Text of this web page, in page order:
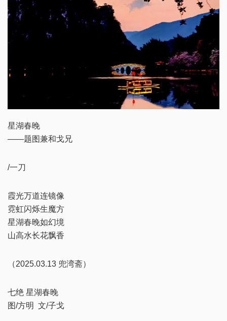
星湖春晚
——题图兼和戈兄
/一刀
霞光万道连镜像
霓虹闪烁生魔方
星湖春晚如幻境
山高水长花飘香
（2025.03.13 兜湾斋）
七绝 星湖春晚
图/方明 文/子戈